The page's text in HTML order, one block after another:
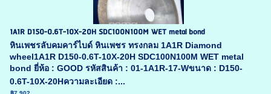
1A1R D150-0.6T-10X-20H SDC100N100M WET metal bond
หินเพชรลับคมคาร์ไบด์ หินเพชร ทรงกลม 1A1R Diamond
wheel1A1R D150-0.6T-10X-20H SDC100N100M WET metal
bond ยี่ห้อ : GOOD รหัสสินค้า : 01-1A1R-17-Wขนาด : D150-
0.6T-10X-20Hความละเอียด :...